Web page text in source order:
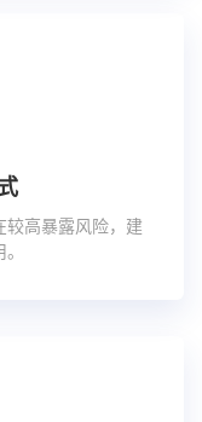
较高暴露风险，建